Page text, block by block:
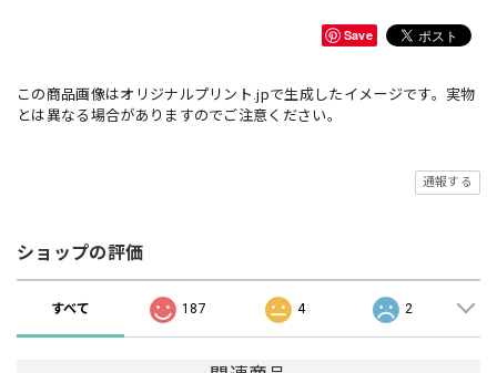
Save
この商品画像はオリジナルプリント.jpで生成したイメージです。実物
とは異なる場合がありますのでご注意ください。
通報する
ショップの評価
すべて 187 4 2